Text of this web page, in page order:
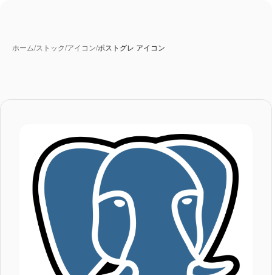
ホーム/ストック/アイコン/ポストグレ アイコン